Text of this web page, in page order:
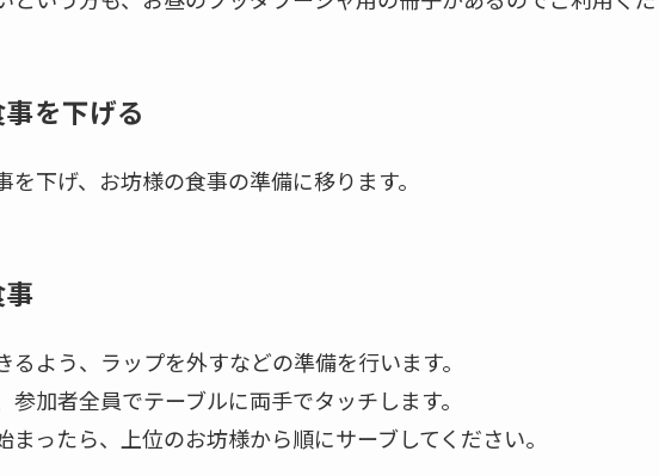
を下げる
を下げ、お坊様の食事の準備に移ります。
るよう、ラップを外すなどの準備を行います。
参加者全員でテーブルに両手でタッチします。
まったら、上位のお坊様から順にサーブしてください。